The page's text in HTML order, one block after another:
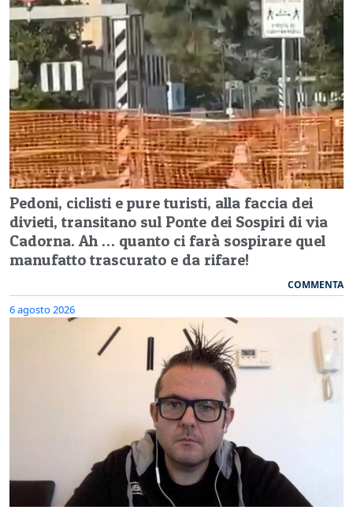
Pedoni, ciclisti e pure turisti, alla faccia dei
divieti, transitano sul Ponte dei Sospiri di via
Cadorna. Ah … quanto ci farà sospirare quel
manufatto trascurato e da rifare!
COMMENTA
6 agosto 2026